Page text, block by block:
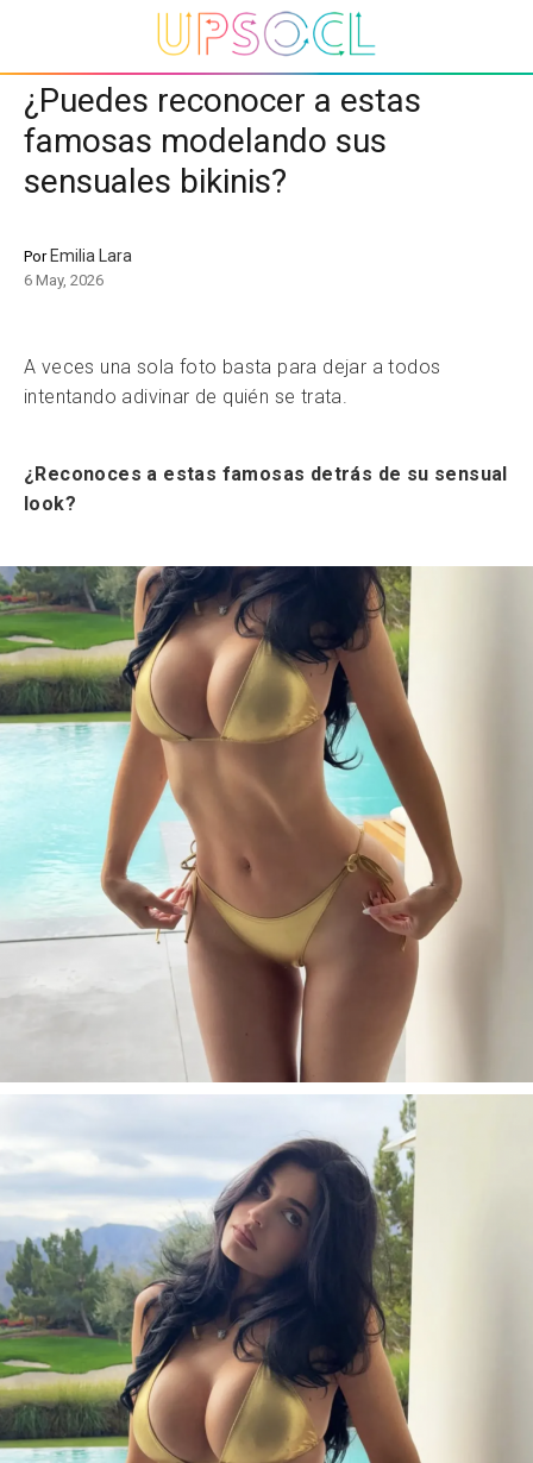
¿Puedes reconocer a estas
famosas modelando sus
sensuales bikinis?
Por Emilia Lara
6 May, 2026
A veces una sola foto basta para dejar a todos
intentando adivinar de quién se trata.
¿Reconoces a estas famosas detrás de su sensual
look?